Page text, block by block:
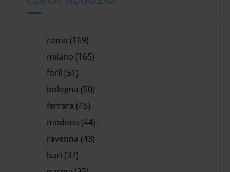
roma (169)
milano (165)
forlì (51)
bologna (50)
ferrara (45)
modena (44)
ravenna (43)
bari (37)